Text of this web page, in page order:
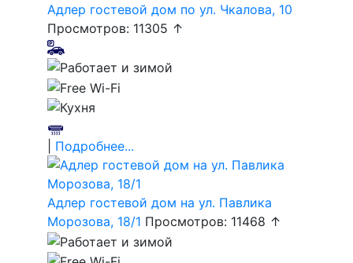
Адлер гостевой дом по ул. Чкалова, 10
Просмотров: 11305 ↑
Подробнее...
Адлер гостевой дом на ул. Павлика
Морозова, 18/1 Просмотров: 11468 ↑